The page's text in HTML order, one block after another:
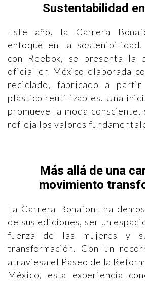
Sustentabilidad
Este año, la Carrera
enfoque en la sostenibilidad.
con Reebok, se presenta la
oficial en México elaborada
reciclado, fabricado a
plástico reutilizables. Una
promueve la moda consciente,
refleja los valores
Más allá de una
movimiento
La Carrera Bonafont ha
de sus ediciones, ser un
fuerza de las mujeres y
transformación. Con un
atraviesa el Paseo de la
México, esta experiencia